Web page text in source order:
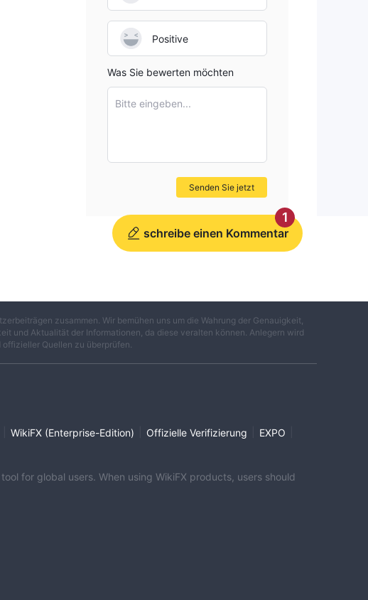
Positive
Was Sie bewerten möchten
Bitte eingeben...
Senden Sie jetzt
schreibe einen Kommentar
1
zusammen. Wir bemühen uns um die Wahrung der Genauigkeit,
und Aktualität der Informationen, da diese veralten können. Anlegern wird
Quellen zu überprüfen.
WikiFX (Enterprise-Edition) Offizielle Verifizierung EXPO
for global users. When using WikiFX products, users should